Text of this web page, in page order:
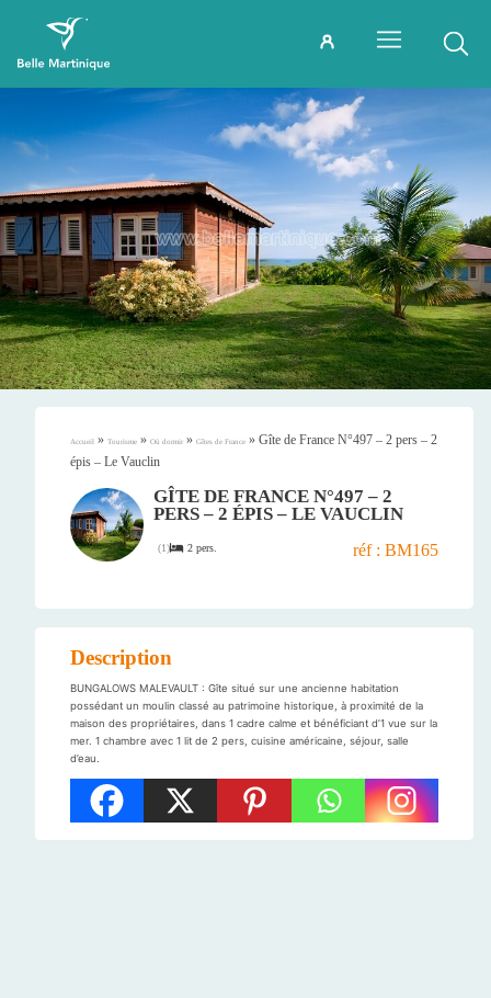
Accueil » Tourisme » Où dormir » Gîtes de France » Gîte de France N°497 – 2 pers – 2
épis – Le Vauclin
GÎTE DE FRANCE N°497 – 2
PERS – 2 ÉPIS – LE VAUCLIN
(1) 2 pers. réf : BM165
Description
BUNGALOWS MALEVAULT : Gîte situé sur une ancienne habitation
possédant un moulin classé au patrimoine historique, à proximité de la
maison des propriétaires, dans 1 cadre calme et bénéficiant d’1 vue sur la
mer. 1 chambre avec 1 lit de 2 pers, cuisine américaine, séjour, salle
d’eau.